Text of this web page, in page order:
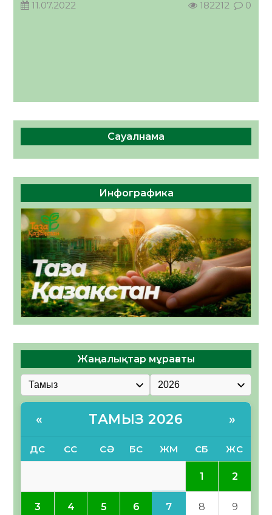
11.07.2022
182212 0
Сауалнама
Инфографика
Жаңалықтар мұрағаты
« ТАМЫЗ 2026 »
ДС СС СӘ БС ЖМ СБ ЖС
1 2
3 4 5 6 7 8 9